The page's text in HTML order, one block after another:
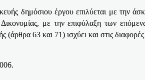
δημόσιου έργου επιλύεται με την
Δικονομίας, με την επιφύλαξη των
(άρθρα 63 και 71) ισχύει και στις